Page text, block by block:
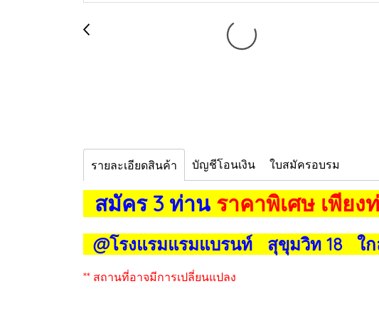
รายละเอียดสินค้า บัญชีโอนเงิน ใบสมัครอบรม
สมัคร 3 ท่าน ราคาพิเศษ เพีย
@โรงแรมแรมแบรนท์ สุขุมวิท 18 ใก
** สถานที่อาจมีการเปลี่ยนแปลง